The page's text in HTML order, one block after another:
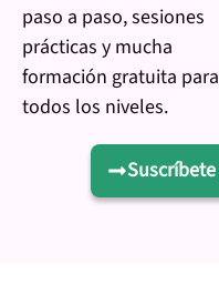
paso a paso, sesiones
prácticas y mucha
formación gratuita para
todos los niveles.